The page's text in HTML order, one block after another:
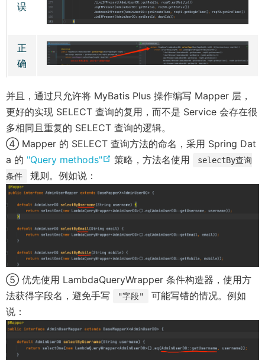
误
正
确
并且，通过只允许将 MyBatis Plus 操作编写 Mapper 层，
更好的实现 SELECT 查询的复用，而不是 Service 会存在很
多相同且重复的 SELECT 查询的逻辑。
④ Mapper 的 SELECT 查询方法的命名，采用 Spring Dat
a 的 "Query methods"
(
p
e
s
n
e
w
i
n
d
策略，方法名使用
selectBy查询
条件
规则。例如说：
⑤ 优先使用 LambdaQueryWrapper 条件构造器，使用方
法获得字段名，避免手写
"字段"
可能写错的情况。例如
说：